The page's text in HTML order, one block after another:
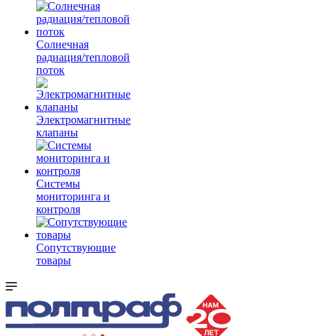
Солнечная
радиация/тепловой
поток
Электромагнитные
клапаны
Системы
мониторинга и
контроля
Сопутствующие
товары